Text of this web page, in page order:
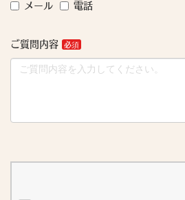
メール 電話
ご質問内容